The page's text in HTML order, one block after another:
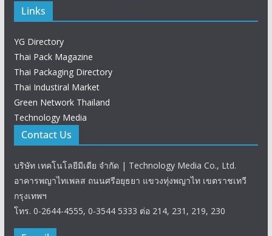
Links
YG Directory
Thai Pack Magazine
Thai Packaging Directory
Thai Industiral Market
Green Network Thailand
Technology Media
Contact Us
บริษัท เทคโนโลยีมีเดีย จำกัด | Technology Media Co., Ltd.
อาคารพญาไทเพลส ถนนศรีอยุธยา แขวงทุ่งพญาไท เขตราชเทวี
กรุงเทพฯ
โทร. 0-2644-4555, 0-3544 5333 ต่อ 214, 231, 219, 230